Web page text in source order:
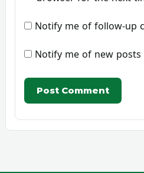
Notify me of follow-up
Notify me of new posts